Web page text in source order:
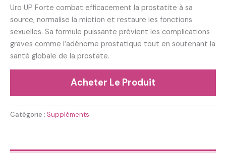
prix
initial
était :
98,00 €.
prix
actuel
est :
49,00 €.
Uro UP Forte combat efficacement la prostatite à sa
source, normalise la miction et restaure les fonctions
sexuelles. Sa formule puissante prévient les complications
graves comme l’adénome prostatique tout en soutenant la
santé globale de la prostate.
Acheter Le Produit
Catégorie : Suppléments